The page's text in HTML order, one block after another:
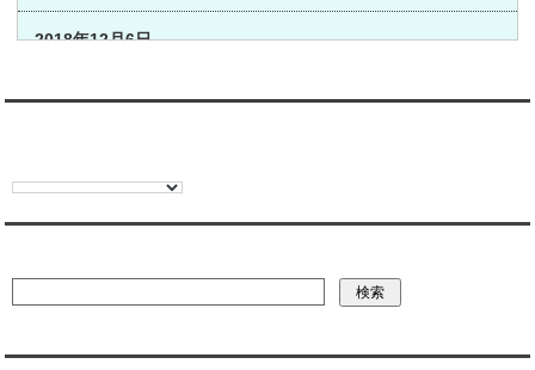
2018年12月6日
た。
イベント情報
月2日）を更新しました。